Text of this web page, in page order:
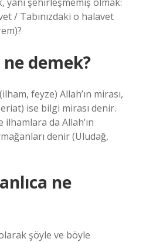
/ Tabınızdaki o halavet
demek?
feyze) Allah’ın mirası,
ise bilgi mirası denir.
da Allah’ın
denir (Uludağ,
ne
şöyle ve böyle